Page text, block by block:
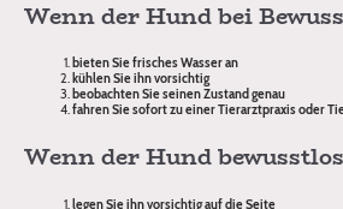
Wenn der Hund bei
bieten Sie frisches Wasser an
kühlen Sie ihn vorsichtig
beobachten Sie seinen Zustand genau
fahren Sie sofort zu einer Tierarztpraxis oder
Wenn der Hund
legen Sie ihn vorsichtig auf die Seite